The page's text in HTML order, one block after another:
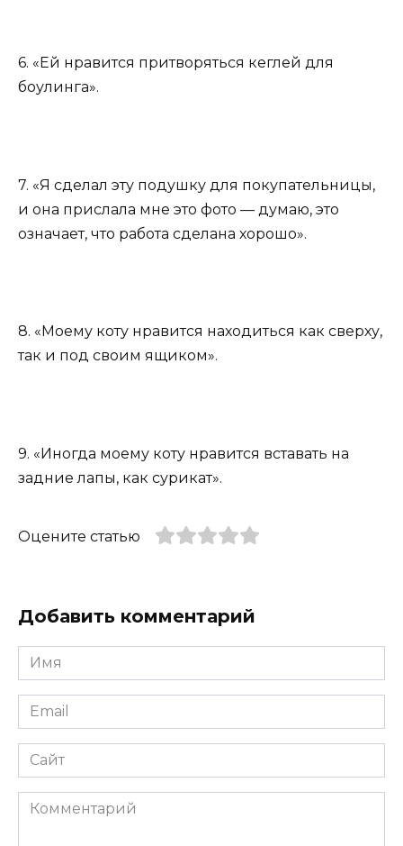
6. «Ей нравится притворяться кеглей для
боулинга».
7. «Я сделал эту подушку для покупательницы,
и она прислала мне это фото — думаю, это
означает, что работа сделана хорошо».
8. «Моему коту нравится находиться как сверху,
так и под своим ящиком».
9. «Иногда моему коту нравится вставать на
задние лапы, как сурикат».
Оцените статью
Добавить комментарий
Имя
*
Email
*
Сайт
Комментарий